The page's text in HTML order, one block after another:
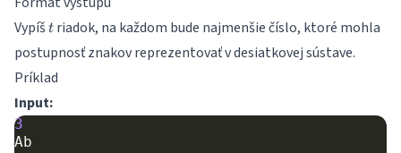
l
\leq
Vypíšt
t riadok, na každom bude najmenšie číslo, ktoré mohla
postupnosť znakov reprezentovať v desiatkovej sústave.
Príklad
Input:
3
Ab